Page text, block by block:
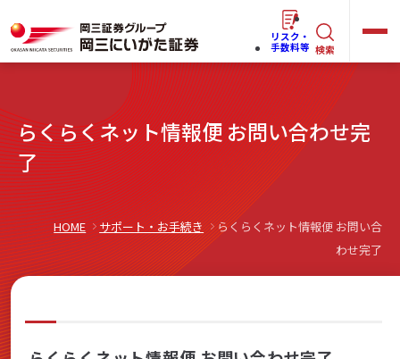
ー
ワ
ー
ド
で
探
す
らくらくネット情報便
法人(オーナー)さま向けサービス
リスク・
手数料等 検索
キ
ー
ド
で
探
す
らくらくネット情報便 お問い合わせ完
了
HOME サポート・お手続き
らくらくネット情報便 お問い合
わせ完了